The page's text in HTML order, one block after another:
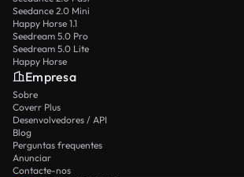
Seedance 2.0 Mini
Happy Horse 1.1
Seedream 5.0 Pro
Seedream 5.0 Lite
Happy Horse
Empresa
Sobre
Coverr Plus
Desenvolvedores / API
Blog
Perguntas frequentes
Anunciar
Contacte-nos